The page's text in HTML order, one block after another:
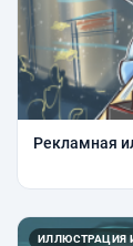
ИЛЛЮСТРАЦИЯ